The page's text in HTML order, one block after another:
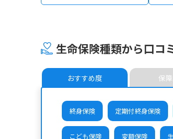
生命保険種類から口コ
おすすめ度 保
終身保険 定期付終身保険
こども保険 変額保険